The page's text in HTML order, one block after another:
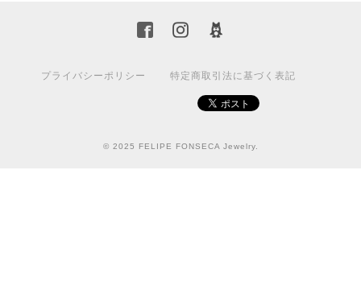
プライバシーポリシー 特定商取引法に基づく表記
© 2025 FELIPE FONSECA Jewelry.